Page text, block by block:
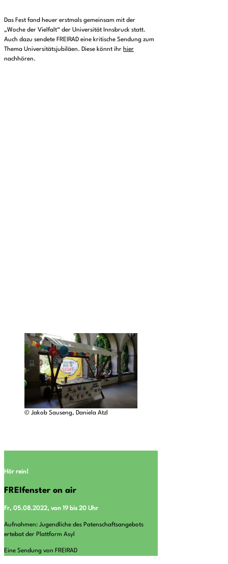
Das Fest fand heuer erstmals gemeinsam mit der
„Woche der Vielfalt“ der Universität Innsbruck statt.
Auch dazu sendete FREIRAD eine kritische Sendung zum
Thema Universitätsjubiläen. Diese könnt ihr hier
nachhören.
© Jakob Sauseng, Daniela Atzl
Hör rein!
FREIfenster on air
Fr, 05.08.2022, von 19 bis 20 Uhr
Aufnahmen: Jugendliche des Patenschaftsangebots
ertebat der Plattform Asyl
Eine Sendung von FREIRAD